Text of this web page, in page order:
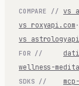
COMPARE // vs
vs roxyapi.com ·
vs
FOR //
wellness-
SDKS //